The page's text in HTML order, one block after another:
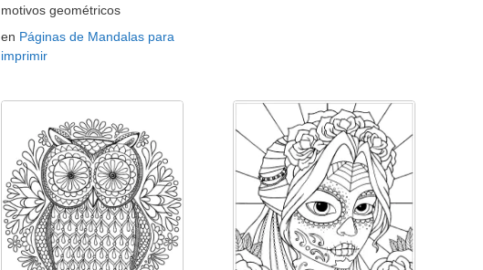
motivos geométricos
en Páginas de Mandalas para
imprimir